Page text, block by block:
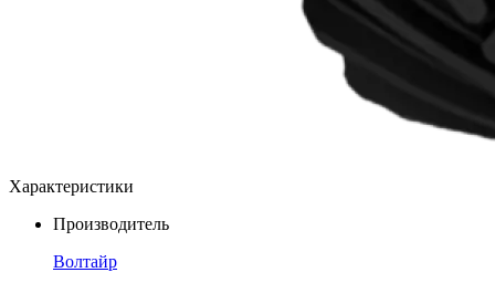
Характеристики
Производитель
Волтайр